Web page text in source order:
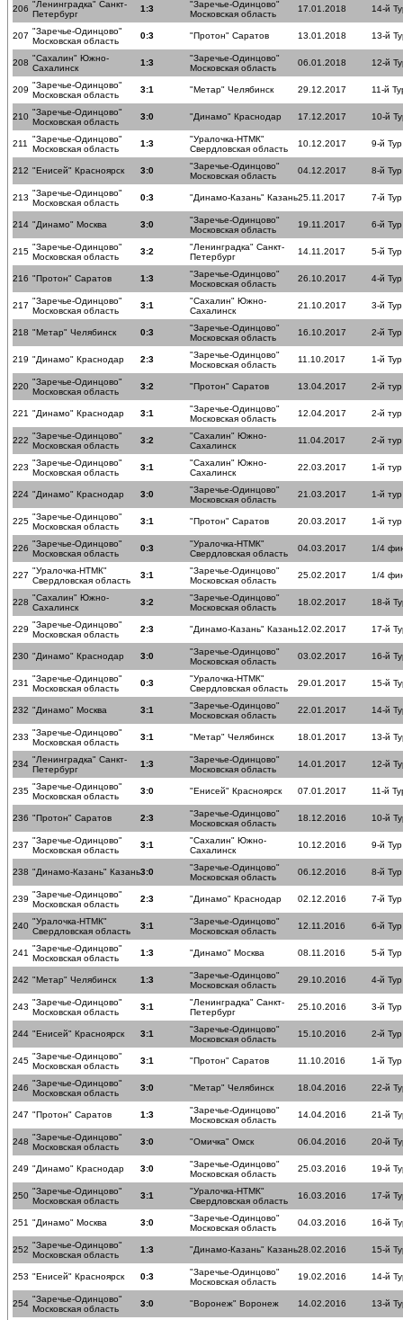
206 "Ленинградка" Санкт-
Петербург
1:3
"Заречье-Одинцово"
Московская область
17.01.2018 14-й
207 "Заречье-Одинцово"
Московская область
0:3 "Протон" Саратов 13.01.2018 13-й
208 "Сахалин" Южно-
Сахалинск
1:3
"Заречье-Одинцово"
Московская область
06.01.2018 12-й
209 "Заречье-Одинцово"
Московская область
3:1 "Метар" Челябинск 29.12.2017 11-й
210 "Заречье-Одинцово"
Московская область
3:0 "Динамо" Краснодар 17.12.2017 10-й
211
"Заречье-Одинцово"
Московская область
1:3
"Уралочка-НТМК"
Свердловская область
10.12.2017 9-й Тур
212 "Енисей" Красноярск 3:0
"Заречье-Одинцово"
Московская область
04.12.2017 8-й Тур
213 "Заречье-Одинцово"
Московская область
0:3 "Динамо-Казань" Казань25.11.2017 7-й Тур
214 "Динамо" Москва 3:0
"Заречье-Одинцово"
Московская область
19.11.2017 6-й Тур
215 "Заречье-Одинцово"
Московская область
3:2
"Ленинградка" Санкт-
Петербург
14.11.2017 5-й Тур
216 "Протон" Саратов 1:3
"Заречье-Одинцово"
Московская область
26.10.2017 4-й Тур
217 "Заречье-Одинцово"
Московская область
3:1
"Сахалин" Южно-
Сахалинск
21.10.2017 3-й Тур
218 "Метар" Челябинск 0:3
"Заречье-Одинцово"
Московская область
16.10.2017 2-й Тур
219 "Динамо" Краснодар 2:3
"Заречье-Одинцово"
Московская область
11.10.2017 1-й Тур
220 "Заречье-Одинцово"
Московская область
3:2 "Протон" Саратов 13.04.2017 2-й
221 "Динамо" Краснодар 3:1
"Заречье-Одинцово"
Московская область
12.04.2017 2-й
222 "Заречье-Одинцово"
Московская область
3:2
"Сахалин" Южно-
Сахалинск
11.04.2017 2-й
223 "Заречье-Одинцово"
Московская область
3:1
"Сахалин" Южно-
Сахалинск
22.03.2017 1-й
224 "Динамо" Краснодар 3:0
"Заречье-Одинцово"
Московская область
21.03.2017 1-й
225 "Заречье-Одинцово"
Московская область
3:1 "Протон" Саратов 20.03.2017 1-й
226 "Заречье-Одинцово"
Московская область
0:3
"Уралочка-НТМК"
Свердловская область
04.03.2017 1/4
227 "Уралочка-НТМК"
Свердловская область
3:1
"Заречье-Одинцово"
Московская область
25.02.2017 1/4
228 "Сахалин" Южно-
Сахалинск
3:2
"Заречье-Одинцово"
Московская область
18.02.2017 18-й
229 "Заречье-Одинцово"
Московская область
2:3 "Динамо-Казань" Казань12.02.2017 17-й
230 "Динамо" Краснодар 3:0
"Заречье-Одинцово"
Московская область
03.02.2017 16-й
231 "Заречье-Одинцово"
Московская область
0:3
"Уралочка-НТМК"
Свердловская область
29.01.2017 15-й
232 "Динамо" Москва 3:1
"Заречье-Одинцово"
Московская область
22.01.2017 14-й
233 "Заречье-Одинцово"
Московская область
3:1 "Метар" Челябинск 18.01.2017 13-й
234 "Ленинградка" Санкт-
Петербург
1:3
"Заречье-Одинцово"
Московская область
14.01.2017 12-й
235 "Заречье-Одинцово"
Московская область
3:0 "Енисей" Красноярск 07.01.2017 11-й
236 "Протон" Саратов 2:3
"Заречье-Одинцово"
Московская область
18.12.2016 10-й
237 "Заречье-Одинцово"
Московская область
3:1
"Сахалин" Южно-
Сахалинск
10.12.2016 9-й Тур
238 "Динамо-Казань" Казань3:0
"Заречье-Одинцово"
Московская область
06.12.2016 8-й Тур
239 "Заречье-Одинцово"
Московская область
2:3 "Динамо" Краснодар 02.12.2016 7-й Тур
240 "Уралочка-НТМК"
Свердловская область
3:1
"Заречье-Одинцово"
Московская область
12.11.2016 6-й Тур
241 "Заречье-Одинцово"
Московская область
1:3 "Динамо" Москва 08.11.2016 5-й Тур
242 "Метар" Челябинск 1:3
"Заречье-Одинцово"
Московская область
29.10.2016 4-й Тур
243 "Заречье-Одинцово"
Московская область
3:1
"Ленинградка" Санкт-
Петербург
25.10.2016 3-й Тур
244 "Енисей" Красноярск 3:1
"Заречье-Одинцово"
Московская область
15.10.2016 2-й Тур
245 "Заречье-Одинцово"
Московская область
3:1 "Протон" Саратов 11.10.2016 1-й Тур
246 "Заречье-Одинцово"
Московская область
3:0 "Метар" Челябинск 18.04.2016 22-й
247 "Протон" Саратов 1:3
"Заречье-Одинцово"
Московская область
14.04.2016 21-й
248 "Заречье-Одинцово"
Московская область
3:0 "Омичка" Омск 06.04.2016 20-й
249 "Динамо" Краснодар 3:0
"Заречье-Одинцово"
Московская область
25.03.2016 19-й
250 "Заречье-Одинцово"
Московская область
3:1
"Уралочка-НТМК"
Свердловская область
16.03.2016 17-й
251 "Динамо" Москва 3:0
"Заречье-Одинцово"
Московская область
04.03.2016 16-й
252 "Заречье-Одинцово"
Московская область
1:3 "Динамо-Казань" Казань28.02.2016 15-й
253 "Енисей" Красноярск 0:3
"Заречье-Одинцово"
Московская область
19.02.2016 14-й
254 "Заречье-Одинцово"
Московская область
3:0 "Воронеж" Воронеж 14.02.2016 13-й